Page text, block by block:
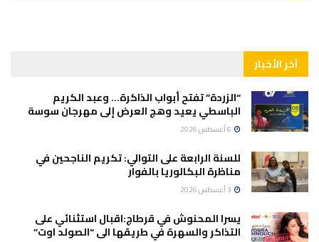
آخر الأخبار
“الزردة” تفتح أبواب الذاكرة… وعبد الكريم
الباسطي يعيد وهج العرض إلى مهرجان سوسة
للسنة الرابعة على التوالي: تكريم الناجحين في
مناظرة البكالوريا بالفوار
يسرا المحنوش في قرطاج:اقبال استثنائي على
التذاكر والسهرة في طريقها الى “الصولد اوت”